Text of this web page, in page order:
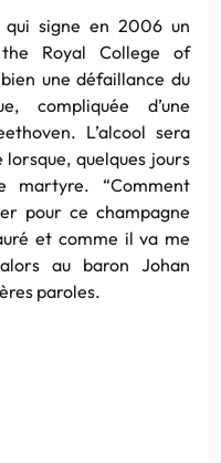
qui signe en 2006 un
Royal College of
une défaillance du
compliquée d’une
L’alcool sera
quelques jours
“Comment
pour ce champagne
et comme il va me
au baron Johan
paroles.